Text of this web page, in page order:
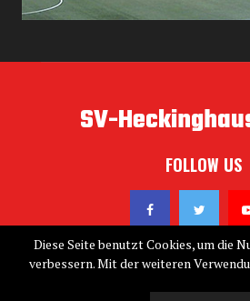
SV-
FOLLOW US
@2019 - sv-heckinghausen.de. All
Diese Seite benutzt Cookies, um die
verbessern. Mit der weiteren